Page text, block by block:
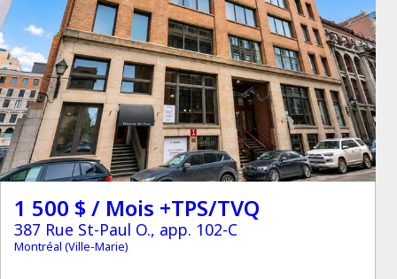
1 500 $ / Mois +TPS/TVQ
387 Rue St-Paul O., app. 102-C
Montréal (Ville-Marie)